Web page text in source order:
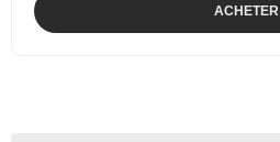
ACHETER